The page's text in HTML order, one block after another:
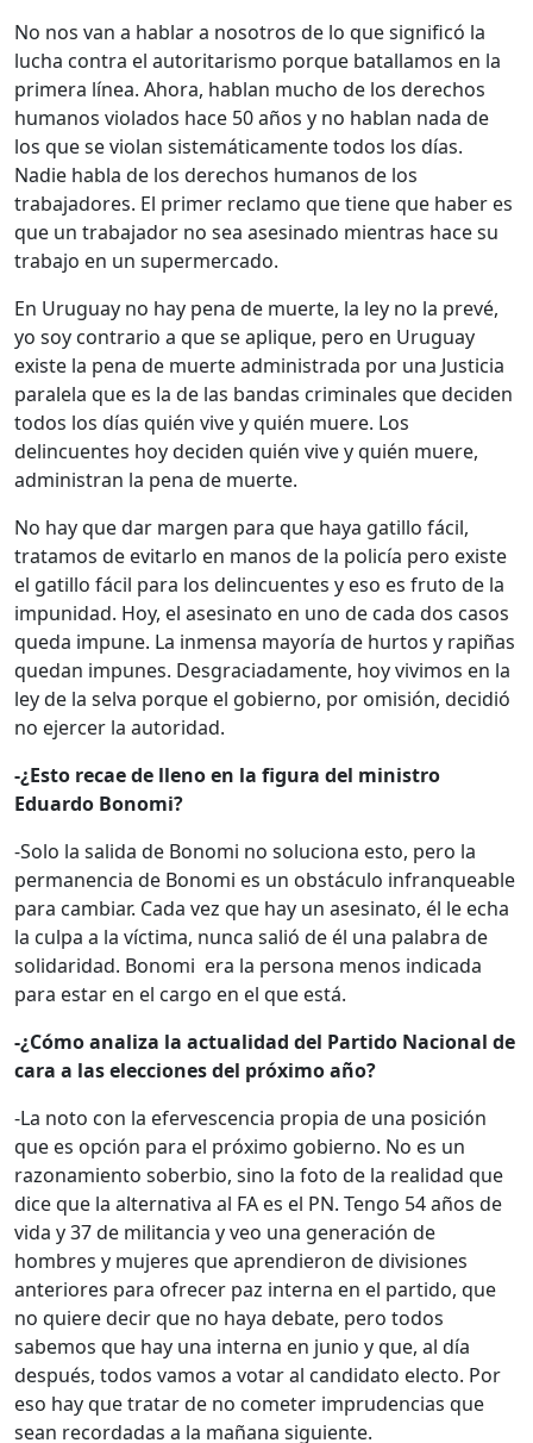
No nos van a hablar a nosotros de lo que significó la
lucha contra el autoritarismo porque batallamos en la
primera línea. Ahora, hablan mucho de los derechos
humanos violados hace 50 años y no hablan nada de
los que se violan sistemáticamente todos los días.
Nadie habla de los derechos humanos de los
trabajadores. El primer reclamo que tiene que haber es
que un trabajador no sea asesinado mientras hace su
trabajo en un supermercado.
En Uruguay no hay pena de muerte, la ley no la prevé,
yo soy contrario a que se aplique, pero en Uruguay
existe la pena de muerte administrada por una Justicia
paralela que es la de las bandas criminales que deciden
todos los días quién vive y quién muere. Los
delincuentes hoy deciden quién vive y quién muere,
administran la pena de muerte.
No hay que dar margen para que haya gatillo fácil,
tratamos de evitarlo en manos de la policía pero existe
el gatillo fácil para los delincuentes y eso es fruto de la
impunidad. Hoy, el asesinato en uno de cada dos casos
queda impune. La inmensa mayoría de hurtos y rapiñas
quedan impunes. Desgraciadamente, hoy vivimos en la
ley de la selva porque el gobierno, por omisión, decidió
no ejercer la autoridad.
-¿Esto recae de lleno en la figura del ministro
Eduardo Bonomi?
-Solo la salida de Bonomi no soluciona esto, pero la
permanencia de Bonomi es un obstáculo infranqueable
para cambiar. Cada vez que hay un asesinato, él le echa
la culpa a la víctima, nunca salió de él una palabra de
solidaridad. Bonomi era la persona menos indicada
para estar en el cargo en el que está.
-¿Cómo analiza la actualidad del Partido Nacional de
cara a las elecciones del próximo año?
-La noto con la efervescencia propia de una posición
que es opción para el próximo gobierno. No es un
razonamiento soberbio, sino la foto de la realidad que
dice que la alternativa al FA es el PN. Tengo 54 años de
vida y 37 de militancia y veo una generación de
hombres y mujeres que aprendieron de divisiones
anteriores para ofrecer paz interna en el partido, que
no quiere decir que no haya debate, pero todos
sabemos que hay una interna en junio y que, al día
después, todos vamos a votar al candidato electo. Por
eso hay que tratar de no cometer imprudencias que
sean recordadas a la mañana siguiente.